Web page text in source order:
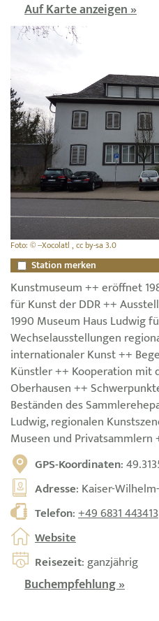
Auf Karte anzeigen »
Foto: © --Xocolatl , cc by-sa 3.0
Station merken
Kunstmuseum ++ eröffnet
für Kunst der DDR ++
1990 Museum Haus Ludwig
Wechselausstellungen
internationaler Kunst ++
Künstler ++ Kooperation mit
Oberhausen ++
Beständen des
Ludwig, regionalen
Museen und
GPS-Koordinaten:
Adresse: Kaiser-
Telefon:+49 6831 443413
Website
Reisezeit: ganzjährig
Buchempfehlung »